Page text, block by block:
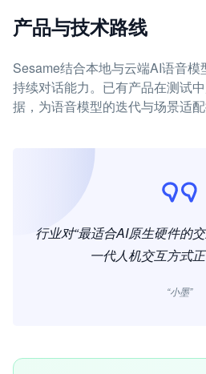
产品与技术路线
Sesame结合本地与云端AI语音
持续对话能力。已有产品在测试
据，为语音模型的迭代与场景适配
行业对“最适合AI原生硬件的
一代人机交互方式正
“小墨”